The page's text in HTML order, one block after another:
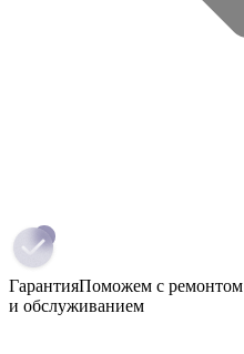
ГарантияПоможем с ремонтом
и обслуживанием